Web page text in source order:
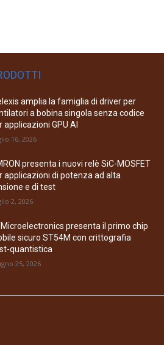
amplia la famiglia di driver per
a bobina singola senza codice
applicazioni GPU AI
16, 2026
presenta i nuovi relè SiC-MOSFET
applicazioni di potenza ad alta
e di test
2, 2026
presenta il primo chip
sicuro ST54M con crittografia
quantistica
25, 2026